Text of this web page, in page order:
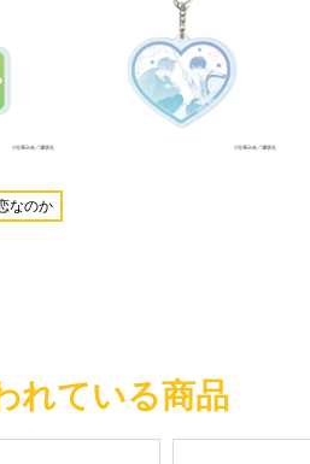
なのか
れている商品